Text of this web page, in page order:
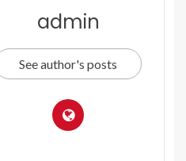
admin
See author's posts